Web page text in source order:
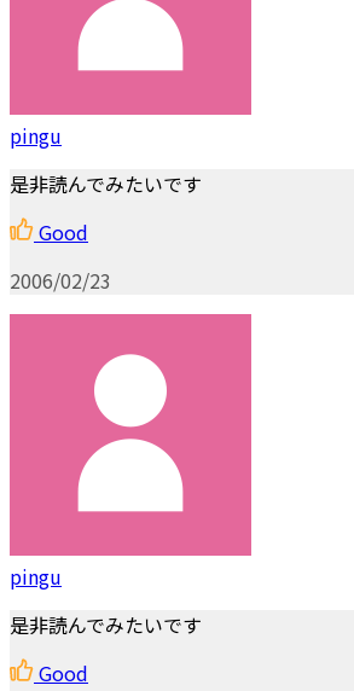
pingu
是非読んでみたいです
Good
2006/02/23
pingu
是非読んでみたいです
Good